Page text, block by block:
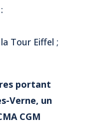
Tour Eiffel ;
portant
Verne, un
CGM